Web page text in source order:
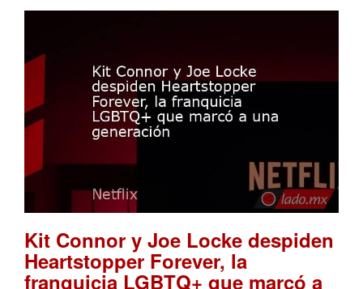
Kit Connor y Joe Locke despiden
Heartstopper Forever, la
franquicia LGBTQ+ que marcó a